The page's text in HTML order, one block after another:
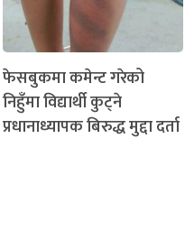
फेसबुकमा कमेन्ट गरेको
निहुँमा विद्यार्थी कुट्ने
प्रधानाध्यापक बिरुद्ध मुद्दा दर्ता